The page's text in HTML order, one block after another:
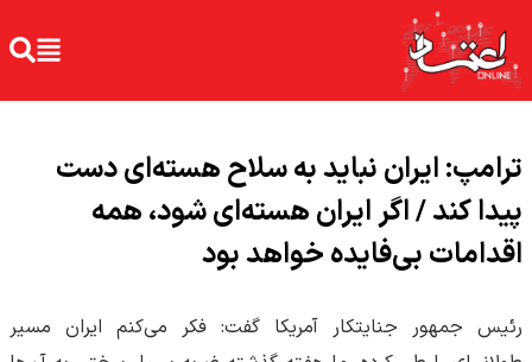
ترامپ: ایران نباید به سلاح هسته‌ای دست
پیدا کند / اگر ایران هسته‌ای شود، همه
اقدامات بی‌فایده خواهد بود
رئیس جمهور جنایتکار آمریکا گفت: فکر می‌کنم ایران مسیر